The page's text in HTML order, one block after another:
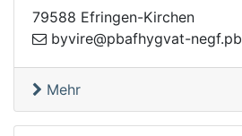
79588 Efringen-Kirchen
gen-tavgyhfabp@erivyb
Mehr